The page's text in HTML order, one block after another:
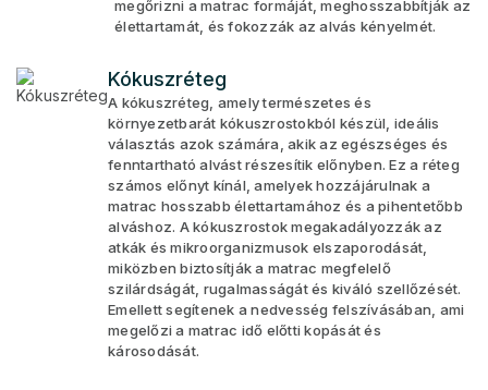
megőrizni a matrac formáját, meghosszabbítják az
élettartamát, és fokozzák az alvás kényelmét.
Kókuszréteg
A kókuszréteg, amely természetes és
környezetbarát kókuszrostokból készül, ideális
választás azok számára, akik az egészséges és
fenntartható alvást részesítik előnyben. Ez a réteg
számos előnyt kínál, amelyek hozzájárulnak a
matrac hosszabb élettartamához és a pihentetőbb
alváshoz. A kókuszrostok megakadályozzák az
atkák és mikroorganizmusok elszaporodását,
miközben biztosítják a matrac megfelelő
szilárdságát, rugalmasságát és kiváló szellőzését.
Emellett segítenek a nedvesség felszívásában, ami
megelőzi a matrac idő előtti kopását és
károsodását.